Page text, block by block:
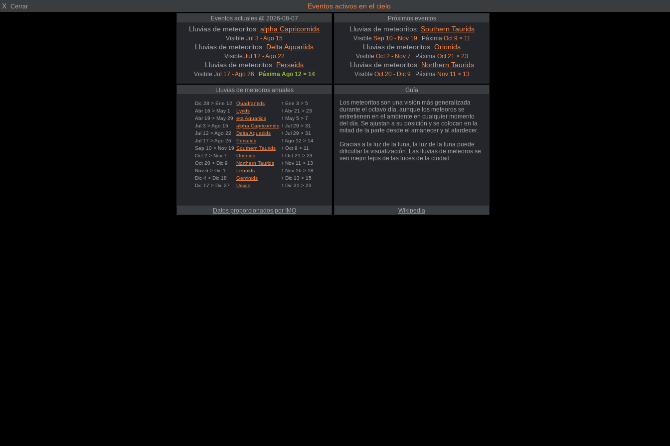
X Cerrar Eventos activos en el cielo
Eventos actuales @ 2026-08-07
Lluvias de meteoritos: alpha Capricornids
Visible Jul 3 - Ago 15
Lluvias de meteoritos: Delta Aquariids
Visible Jul 12 - Ago 22
Lluvias de meteoritos: Perseids
Visible Jul 17 - Ago 26 Páxima Ago 12 > 14
Próximos eventos
Lluvias de meteoritos: Southern Taurids
Visible Sep 10 - Nov 19 Páxima Oct 9 > 11
Lluvias de meteoritos: Orionids
Visible Oct 2 - Nov 7 Páxima Oct 21 > 23
Lluvias de meteoritos: Northern Taurids
Visible Oct 20 - Dic 9 Páxima Nov 11 > 13
Lluvias de meteoros anuales
Dic 28 > Ene 12 Quadrantids
↑ Ene 3 > 5
Abr 16 > May 1
Lyrids
↑ Abr 21 > 23
Abr 19 > May 29
eta Aquariids
↑ May 5 > 7
Jul 3 > Ago 15
alpha Capricornids ↑ Jul 29 > 31
Jul 12 > Ago 22
Delta Aquariids
↑ Jul 29 > 31
Jul 17 > Ago 26
Perseids
↑ Ago 12 > 14
Sep 10 > Nov 19 Southern Taurids
↑ Oct 9 > 11
Oct 2 > Nov 7
Orionids
↑ Oct 21 > 23
Oct 20 > Dic 9
Northern Taurids
↑ Nov 11 > 13
Nov 6 > Dic 1
Leonids
↑ Nov 16 > 18
Dic 4 > Dic 18
Geminids
↑ Dic 13 > 15
Dic 17 > Dic 27
Ursids ↑ Dic 21 > 23
Datos proporcionados por IMO
Guía
Los meteoritos son una visión más generalizada
durante el octavo día, aunque los meteoros se
entretienen en el ambiente en cualquier momento
del día. Se ajustan a su posición y se colocan en la
mitad de la parte desde el amanecer y al atardecer..
Gracias a la luz de la luna, la luz de la luna puede
dificultar la visualización. Las lluvias de meteoros se
ven mejor lejos de las luces de la ciudad.
Wikipedia